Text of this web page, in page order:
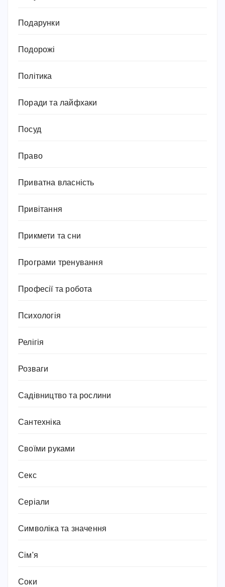
Подарунки
Подорожі
Політика
Поради та лайфхаки
Посуд
Право
Приватна власність
Привітання
Прикмети та сни
Програми тренування
Професії та робота
Психологія
Релігія
Розваги
Садівництво та рослини
Сантехніка
Своїми руками
Секс
Серіали
Символіка та значення
Сім'я
Соки